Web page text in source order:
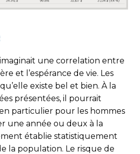
une correlation entre
et l’espérance de vie. Les
existe bel et bien. À la
présentées, il pourrait
particulier pour les hommes
une année ou deux à la
établie statistiquement
la population. Le risque de